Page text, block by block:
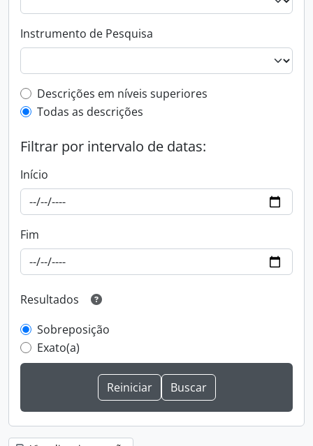
Instrumento de Pesquisa
Filtro de descrição de nível superior
Descrições em níveis superiores
Todas as descrições
Filtrar por intervalo de datas:
Início
Fim
Resultados
Sobreposição
Exato(a)